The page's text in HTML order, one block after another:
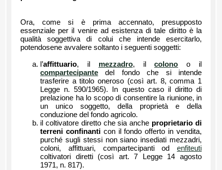
Ora, come si è prima accennato, presupposto
essenziale per il venire ad esistenza di tale diritto è la
qualità soggettiva di colui che intende esercitarlo,
potendosene avvalere soltanto i seguenti soggetti:
l’affittuario, il mezzadro, ilcolono o il
compartecipante del fondo che si intende
trasferire a titolo oneroso (così art. 8, comma 1
Legge n. 590/1965). In questo caso il diritto di
prelazione ha lo scopo di consentire la riunione, in
un unico soggetto, della proprietà e della
conduzione del fondo agricolo.
il coltivatore diretto che sia anche proprietario di
terreni confinanticon il fondo offerto in vendita,
purché sugli stessi non siano insediati mezzadri,
coloni, affittuari, compartecipanti od enfiteuti
coltivatori diretti (così art. 7 Legge 14 agosto
1971, n. 817).